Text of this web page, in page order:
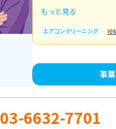
もっと見る
エアコンクリーニング 投
事
03-6632-7701